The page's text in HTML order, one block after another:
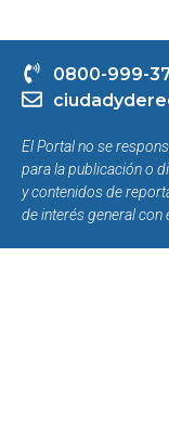
0800-999-
El Portal no se
para la publicación o
y contenidos de
de interés general con